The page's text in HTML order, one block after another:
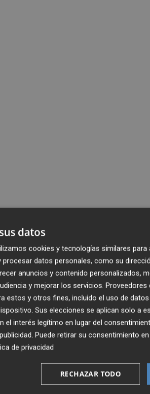
datos
cookies y tecnologías similares para
datos personales, como su
anuncios y contenido personalizados,
y mejorar los servicios. Proveedores
estos y otros fines, incluido el uso de
Sus elecciones se aplican solo a
el interés legítimo en lugar del
. Puede retirar su consentimiento
de privacidad
RECHAZAR TODO